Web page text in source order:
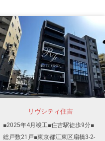
リヴシティ住吉
■2025年4月竣工■住吉駅徒歩9分■
総戸数21戸■東京都江東区扇橋3-2-